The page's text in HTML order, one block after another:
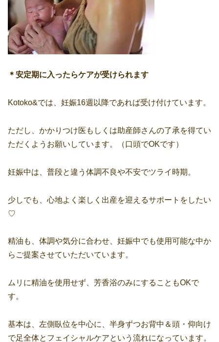
＊安定期に入ったらケアが受けられます
Kotoko&では、妊娠16週以降であれば受け付けています。
ただし、かかりつけ医もしくは助産師さんの了承を得てい
ただくようお願いしています。（口頭でOKです）
妊娠中は、普段と違う体調不良や不安でツライ時期。
少しでも、心地よく楽しく出産を迎えるサポートをしたい
♡
精油も、体調や気分に合わせ、妊娠中でも使用可能な中か
らご提案させていただいています。
ムリに精油を使用せず、芳香浴のみにすることもOKで
す。
基本は、左側臥位を中心に、半身ずつお背中＆頭・仰向け
で足全体とフェイシャルケアという流れになっています。